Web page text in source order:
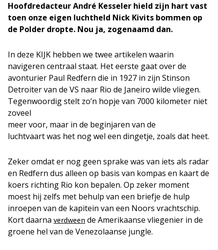
Hoofdredacteur André Kesseler hield zijn hart vast
toen onze eigen luchtheld Nick Kivits bommen op
de Polder dropte. Nou ja, zogenaamd dan.
In deze KIJK hebben we twee artikelen waarin
navigeren centraal staat. Het eerste gaat over de
avonturier Paul Redfern die in 1927 in zijn Stinson
Detroiter van de VS naar Rio de Janeiro wilde vliegen.
Tegenwoordig stelt zo’n hopje van 7000 kilometer niet
zoveel
meer voor, maar in de beginjaren van de
luchtvaart was het nog wel een dingetje, zoals dat heet.
Zeker omdat er nog geen sprake was van iets als radar
en Redfern dus alleen op basis van kompas en kaart de
koers richting Rio kon bepalen. Op zeker moment
moest hij zelfs met behulp van een briefje de hulp
inroepen van de kapitein van een Noors vrachtschip.
Kort daarna verdween de Amerikaanse vliegenier in de
groene hel van de Venezolaanse jungle.